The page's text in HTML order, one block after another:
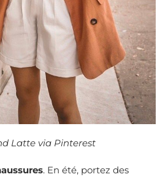
Latte via Pinterest
. En été, portez des